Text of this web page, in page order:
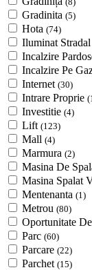
Gradinita (5)
Hota (74)
Iluminat Stradal
Incalzire
Incalzire Pe
Internet (30)
Intrare Proprie
Investitie (4)
Lift (123)
Mall (4)
Marmura (2)
Masina De
Masina Spalat
Mentenanta (1)
Metrou (80)
Oportunitate
Parc (60)
Parcare (22)
Parchet (15)